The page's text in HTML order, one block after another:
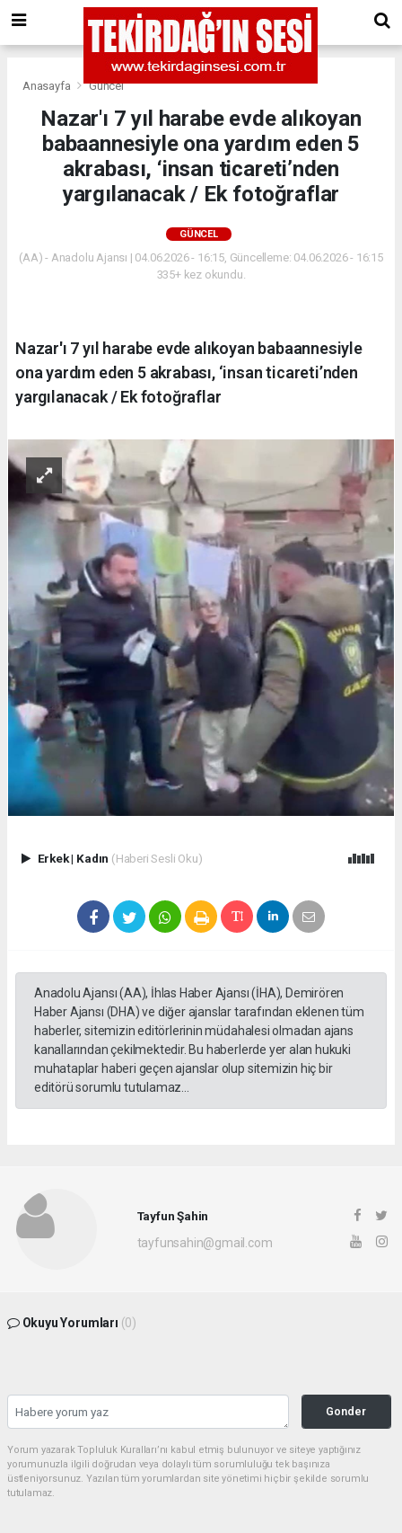
Anasayfa Güncel
Nazar'ı 7 yıl harabe evde alıkoyan
babaannesiyle ona yardım eden 5
akrabası, ‘insan ticareti’nden
yargılanacak / Ek fotoğraflar
GÜNCEL
(AA) - Anadolu Ajansı | 04.06.2026 - 16:15, Güncelleme: 04.06.2026 - 16:15
335+ kez okundu.
Nazar'ı 7 yıl harabe evde alıkoyan babaannesiyle
ona yardım eden 5 akrabası, ‘insan ticareti’nden
yargılanacak / Ek fotoğraflar
Erkek| Kadın (Haberi Sesli Oku)
Anadolu Ajansı (AA), İhlas Haber Ajansı (İHA), Demirören
Haber Ajansı (DHA) ve diğer ajanslar tarafından eklenen tüm
haberler, sitemizin editörlerinin müdahalesi olmadan ajans
kanallarından çekilmektedir. Bu haberlerde yer alan hukuki
muhataplar haberi geçen ajanslar olup sitemizin hiç bir
editörü sorumlu tutulamaz...
Tayfun Şahin
tayfunsahin@gmail.com
Okuyu Yorumları (0)
Gonder
Yorum yazarak Topluluk Kuralları’nı kabul etmiş bulunuyor ve siteye yaptığınız
yorumunuzla ilgili doğrudan veya dolaylı tüm sorumluluğu tek başınıza
üstleniyorsunuz. Yazılan tüm yorumlardan site yönetimi hiçbir şekilde sorumlu
tutulamaz.